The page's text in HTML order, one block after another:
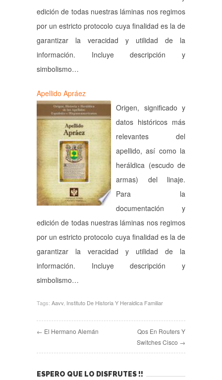
edición de todas nuestras láminas nos regimos
por un estricto protocolo cuya finalidad es la de
garantizar la veracidad y utilidad de la
información. Incluye descripción y
simbolismo…
Apellido Apráez
Origen, significado y
datos históricos más
relevantes del
apellido, así como la
heráldica (escudo de
armas) del linaje.
Para la
documentación y
edición de todas nuestras láminas nos regimos
por un estricto protocolo cuya finalidad es la de
garantizar la veracidad y utilidad de la
información. Incluye descripción y
simbolismo…
Tags: Aavv Instituto De Historia Y Heraldica Familiar
← El Hermano Alemán
Qos En Routers Y
Switches Cisco →
ESPERO QUE LO DISFRUTES !!